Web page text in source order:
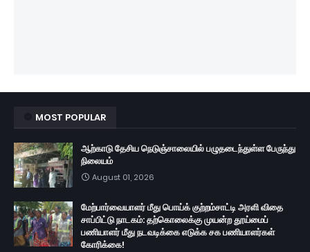
MOST POPULAR
ஆற்காடு தேசிய நெடுஞ்சாலையில் பழுதடைந்துள்ள பேருந்து
நிலையம்
August 01, 2026
மேற்பார்வையாளர் மீது பொய்க் குற்றம்சாட்டி அரளி விதை
சாப்பிட்டு நாடகம்: தற்கொலைக்கு முயன்ற தூய்மைப்
பணியாளர் மீது நடவடிக்கை எடுக்க சக பணியாளர்கள்
கோரிக்கை!